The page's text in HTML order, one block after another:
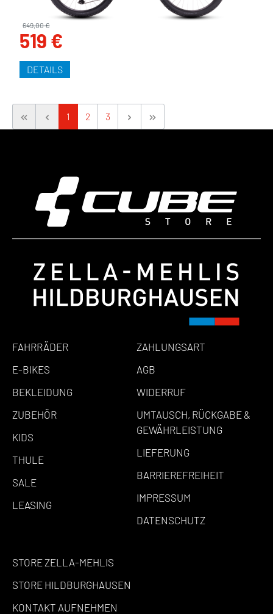
519 €
649,00 €
DETAILS
1 2 3
FAHRRÄDER
E-BIKES
BEKLEIDUNG
ZUBEHÖR
KIDS
THULE
SALE
LEASING
ZAHLUNGSART
AGB
WIDERRUF
UMTAUSCH, RÜCKGABE &
GEWÄHRLEISTUNG
LIEFERUNG
BARRIEREFREIHEIT
IMPRESSUM
DATENSCHUTZ
STORE ZELLA-MEHLIS
STORE HILDBURGHAUSEN
KONTAKT AUFNEHMEN